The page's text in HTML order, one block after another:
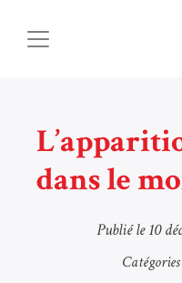
dans le
Publié le10